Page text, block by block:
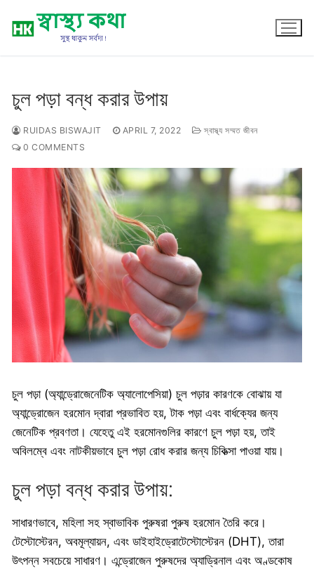
চুল পড়া বন্ধ করার উপায়
RUIDAS BISWAJIT APRIL 7, 2022
স্বাস্থ্য সম্মত জীবন
0 COMMENTS
চুল পড়া (অ্যান্ড্রোজেনেটিক অ্যালোপেসিয়া) চুল পড়ার কারণকে বোঝায় যা
অ্যান্ড্রোজেন হরমোন দ্বারা প্রভাবিত হয়, টাক পড়া এবং বার্ধক্যের জন্য
জেনেটিক প্রবণতা। যেহেতু এই হরমোনগুলির কারণে চুল পড়া হয়, তাই
অবিলম্বে এবং নাটকীয়ভাবে চুল পড়া রোধ করার জন্য চিকিত্সা পাওয়া যায়।
চুল পড়া বন্ধ করার উপায়:
সাধারণভাবে, মহিলা সহ স্বাভাবিক পুরুষরা পুরুষ হরমোন তৈরি করে।
টেস্টোস্টেরন, অবমূল্যায়ন, এবং ডাইহাইড্রোটেস্টোস্টেরন (DHT), তারা
উৎপন্ন সবচেয়ে সাধারণ। এন্ড্রোজেন পুরুষদের অ্যাড্রিনাল এবং অণ্ডকোষ